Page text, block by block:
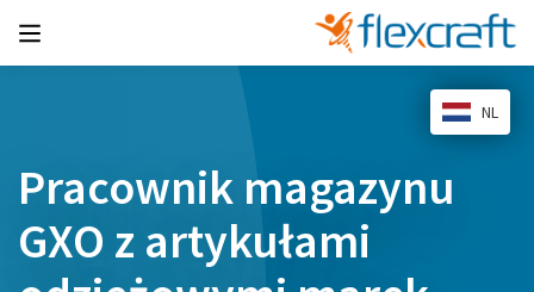
Pracownik magazynu
GXO z artykułami
NL